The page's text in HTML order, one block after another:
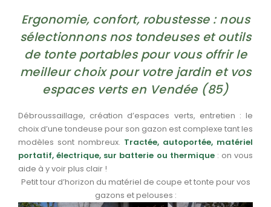
Ergonomie, confort, robustesse : nous
sélectionnons nos tondeuses et outils
de tonte portables pour vous offrir le
meilleur choix pour votre jardin et vos
espaces verts en Vendée (85)
Débroussaillage, création d’espaces verts, entretien : le
choix d’une tondeuse pour son gazon est complexe tant les
modèles sont nombreux. Tractée, autoportée, matériel
portatif, électrique, sur batterie ou thermique : on vous
aide à y voir plus clair !
Petit tour d’horizon du matériel de coupe et tonte pour vos
gazons et pelouses :